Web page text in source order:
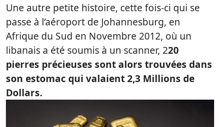
Une autre petite histoire, cette fois-ci qui se
passe à l’aéroport de Johannesburg, en
Afrique du Sud en Novembre 2012, où un
libanais a été soumis à un scanner, 220
pierres précieuses sont alors trouvées dans
son estomac qui valaient 2,3 Millions de
Dollars.